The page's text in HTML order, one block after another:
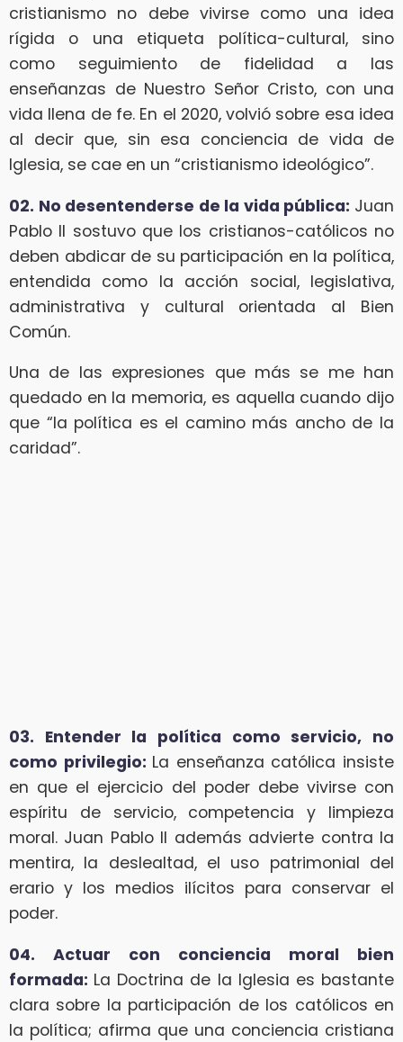
cristianismo no debe vivirse como una idea
rígida o una etiqueta política-cultural, sino
como seguimiento de fidelidad a las
enseñanzas de Nuestro Señor Cristo, con una
vida llena de fe. En el 2020, volvió sobre esa idea
al decir que, sin esa conciencia de vida de
Iglesia, se cae en un “cristianismo ideológico”.
02. No desentenderse de la vida pública: Juan
Pablo II sostuvo que los cristianos-católicos no
deben abdicar de su participación en la política,
entendida como la acción social, legislativa,
administrativa y cultural orientada al Bien
Común.
Una de las expresiones que más se me han
quedado en la memoria, es aquella cuando dijo
que “la política es el camino más ancho de la
caridad”.
03. Entender la política como servicio, no
como privilegio: La enseñanza católica insiste
en que el ejercicio del poder debe vivirse con
espíritu de servicio, competencia y limpieza
moral. Juan Pablo II además advierte contra la
mentira, la deslealtad, el uso patrimonial del
erario y los medios ilícitos para conservar el
poder.
04. Actuar con conciencia moral bien
formada: La Doctrina de la Iglesia es bastante
clara sobre la participación de los católicos en
la política; afirma que una conciencia cristiana